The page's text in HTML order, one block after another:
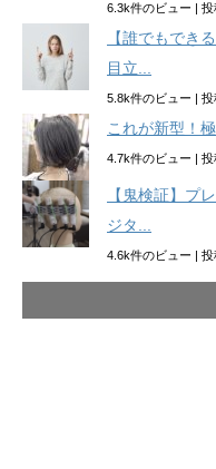
6.3k件のビュー | 投
【誰でもでき
目立...
5.8k件のビュー | 投
これが新型！
4.7k件のビュー | 投
【鬼検証】プ
ジタ...
4.6k件のビュー | 投